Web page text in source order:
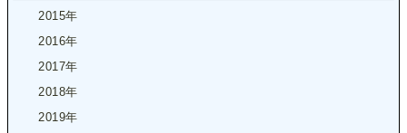
2015年
2016年
2017年
2018年
2019年